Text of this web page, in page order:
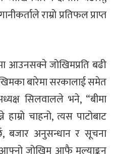
राम्रो प्रतिफल प्राप्त
आउनसक्ने जोखिमप्रति बढी
बारेमा सरकालाई समेत
सिलवालले भने, “बीमा
चाहनो, त्यस पाटोबाट
बजार अनुसन्धान र सूचना